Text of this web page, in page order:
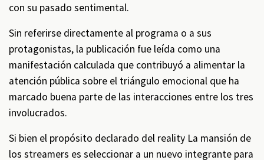
con su pasado sentimental.
Sin referirse directamente al programa o a sus
protagonistas, la publicación fue leída como una
manifestación calculada que contribuyó a alimentar la
atención pública sobre el triángulo emocional que ha
marcado buena parte de las interacciones entre los tres
involucrados.
Si bien el propósito declarado del reality La mansión de
los streamers es seleccionar a un nuevo integrante para